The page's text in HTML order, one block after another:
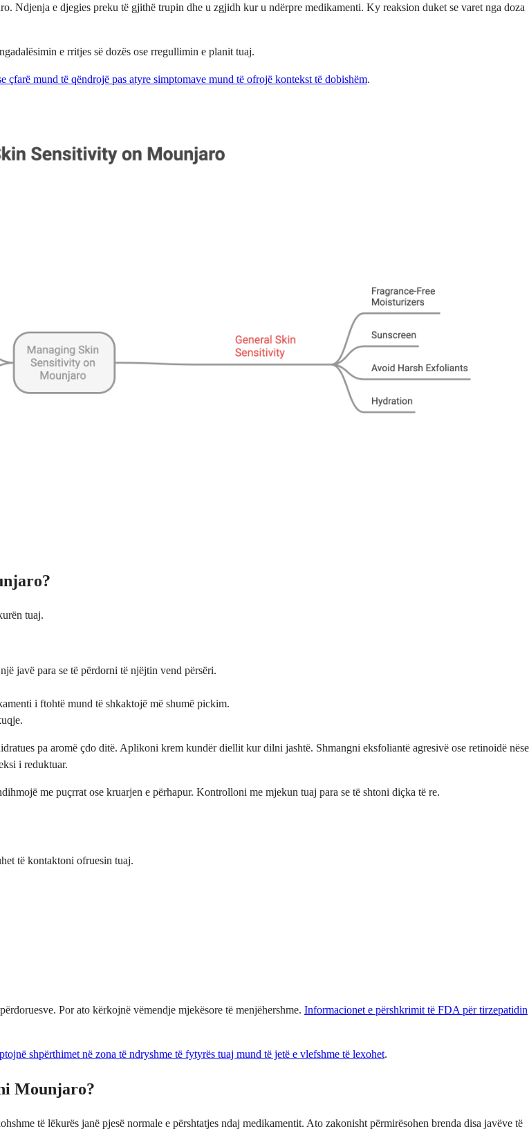
Ndjenja e djegies preku të gjithë trupin dhe u zgjidh kur u ndërpre medikamenti. Ky reaksion duket se varet nga doza
e rritjes së dozës ose rregullimin e planit tuaj.
çfarë mund të qëndrojë pas atyre simptomave mund të ofrojë kontekst të dobishëm.
tuaj.
javë para se të përdorni të njëjtin vend përsëri.
i ftohtë mund të shkaktojë më shumë pickim.
pa aromë çdo ditë. Aplikoni krem kundër diellit kur dilni jashtë. Shmangni eksfoliantë agresivë ose retinoidë nëse
i reduktuar.
me puçrrat ose kruarjen e përhapur. Kontrolloni me mjekun tuaj para se të shtoni diçka të re.
të kontaktoni ofruesin tuaj.
Por ato kërkojnë vëmendje mjekësore të menjëhershme. Informacionet e përshkrimit të FDA për tirzepatidin
shpërthimet në zona të ndryshme të fytyrës tuaj mund të jetë e vlefshme të lexohet.
Mounjaro?
të lëkurës janë pjesë normale e përshtatjes ndaj medikamentit. Ato zakonisht përmirësohen brenda disa javëve të